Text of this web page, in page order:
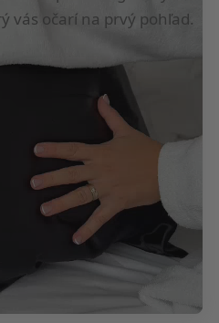
vás očarí na prvý pohľad.